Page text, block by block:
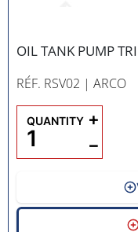
OIL TANK PUMP
RÉF. RSV02 | ARCO
QUANTITY
−
+